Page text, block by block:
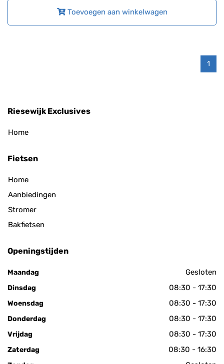
Toevoegen aan winkelwagen
1
Riesewijk Exclusives
Home
Fietsen
Home
Aanbiedingen
Stromer
Bakfietsen
Openingstijden
Maandag Gesloten
Dinsdag 08:30 - 17:30
Woensdag 08:30 - 17:30
Donderdag 08:30 - 17:30
Vrijdag 08:30 - 17:30
Zaterdag 08:30 - 16:30